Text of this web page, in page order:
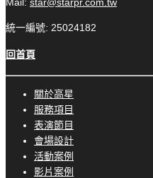
統一編號: 25024182
回首頁
關於高星
服務項目
表演節目
會場設計
活動案例
影片案例